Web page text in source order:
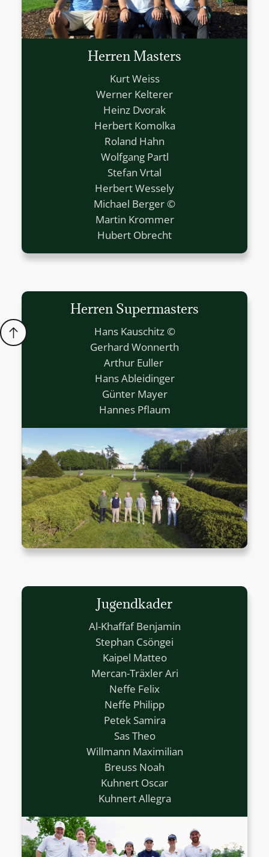
Herren Masters
Kurt Weiss
Werner Kelterer
Heinz Dvorak
Herbert Komolka
Roland Hahn
Wolfgang Partl
Stefan Vrtal
Herbert Wessely
Michael Berger ©
Martin Krommer
Hubert Obrecht
Herren Supermasters
Hans Kauschitz ©
Gerhard Wonnerth
Arthur Euller
Hans Ableidinger
Günter Mayer
Hannes Pflaum
Jugendkader
Al-Khaffaf Benjamin
Stephan Csöngei
Kaipel Matteo
Mercan-Träxler Ari
Neffe Felix
Neffe Philipp
Petek Samira
Sas Theo
Willmann Maximilian
Breuss Noah
Kuhnert Oscar
Kuhnert Allegra